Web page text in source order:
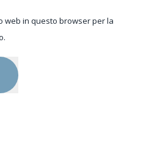
web in questo browser per la